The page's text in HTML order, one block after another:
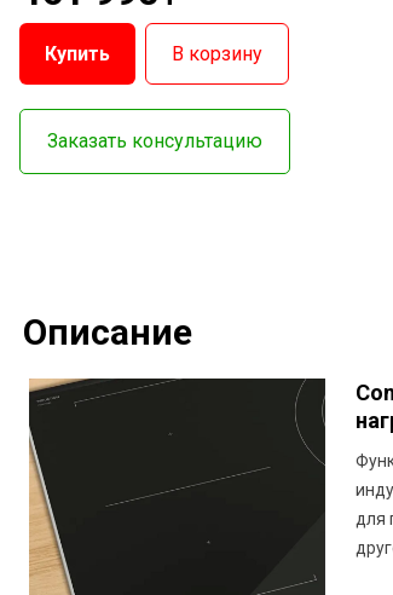
Купить В корзину
Заказать консультацию
Описание
для